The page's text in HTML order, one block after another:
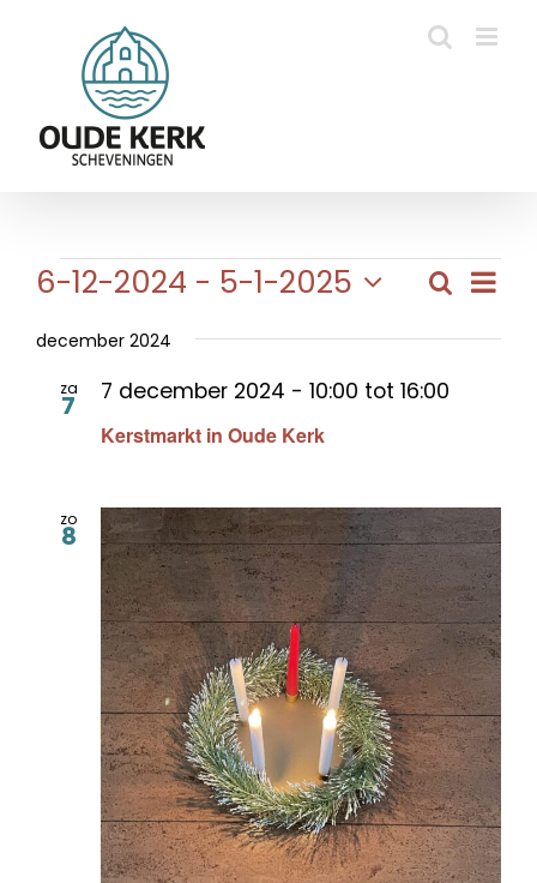
Evenementen
en
Zoeken
Lijst
6-12-2024 - 5-1-2025
een
datum.
december 2024
za
7
Kerstmarkt in Oude Kerk
7 december 2024 - 10:00 tot 16:00
zo
8